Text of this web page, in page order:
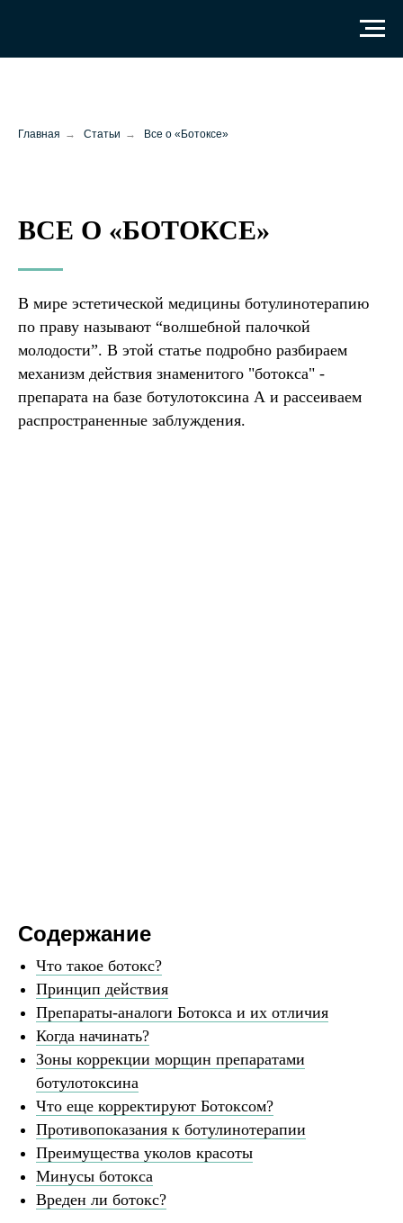
Главная → Статьи → Все о «Ботоксе»
ВСЕ О «БОТОКСЕ»
В мире эстетической медицины ботулинотерапию
по праву называют “волшебной палочкой
молодости”. В этой статье подробно разбираем
механизм действия знаменитого "ботокса" -
препарата на базе ботулотоксина А и рассеиваем
распространенные заблуждения.
Содержание
Что такое ботокс?
Принцип действия
Препараты-аналоги Ботокса и их отличия
Когда начинать?
Зоны коррекции морщин препаратами
ботулотоксина
Что еще корректируют Ботоксом?
Противопоказания к ботулинотерапии
Преимущества уколов красоты
Минусы ботокса
Вреден ли ботокс?